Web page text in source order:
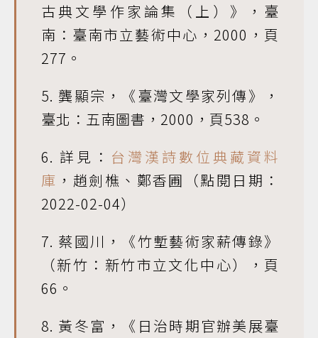
古典文學作家論集（上）》，臺
南：臺南市立藝術中心，2000，頁
277。
5. 龔顯宗，《臺灣文學家列傳》，
臺北：五南圖書，2000，頁538。
6. 詳見： 台灣漢詩數位典藏資料
庫 ，趙劍樵、鄭香圃（點閱日期：
2022-02-04）
7. 蔡國川，《竹塹藝術家薪傳錄》
（新竹：新竹市立文化中心），頁
66。
8. 黃冬富，《日治時期官辦美展臺